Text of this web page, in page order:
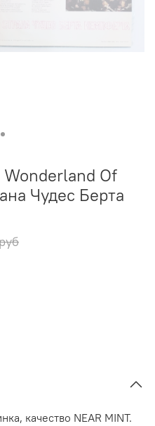
Of
Чудес Берта
качество NEAR MINT.